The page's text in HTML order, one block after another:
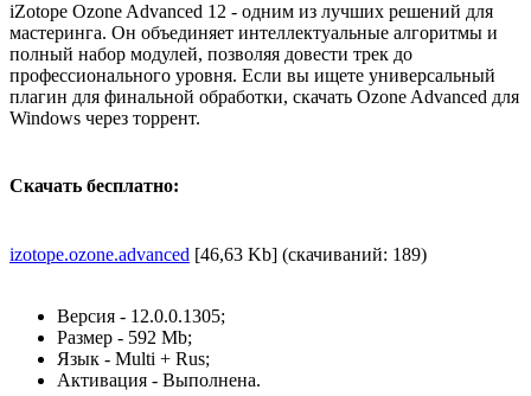
iZotope Ozone Advanced 12 - одним из лучших решений для
мастеринга. Он объединяет интеллектуальные алгоритмы и
полный набор модулей, позволяя довести трек до
профессионального уровня. Если вы ищете универсальный
плагин для финальной обработки, скачать Ozone Advanced для
Windows через торрент.
Скачать бесплатно:
izotope.ozone.advanced [46,63 Kb] (cкачиваний: 189)
Версия - 12.0.0.1305;
Размер - 592 Mb;
Язык - Multi + Rus;
Активация - Выполнена.